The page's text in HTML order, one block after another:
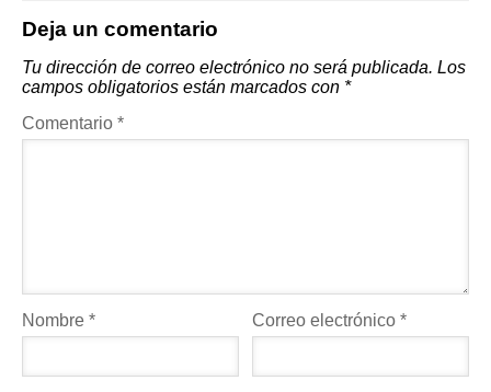
Deja un comentario
Tu dirección de correo electrónico no será publicada. Los
campos obligatorios están marcados con *
Comentario *
Nombre * Correo electrónico*